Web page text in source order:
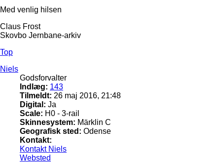
Med venlig hilsen
Claus Frost
Skovbo Jernbane-arkiv
Top
Niels
Godsforvalter
Indlæg: 143
Tilmeldt: 26 maj 2016, 21:48
Digital: Ja
Scale: H0 - 3-rail
Skinnesystem: Märklin C
Geografisk sted: Odense
Kontakt:
Kontakt Niels
Websted